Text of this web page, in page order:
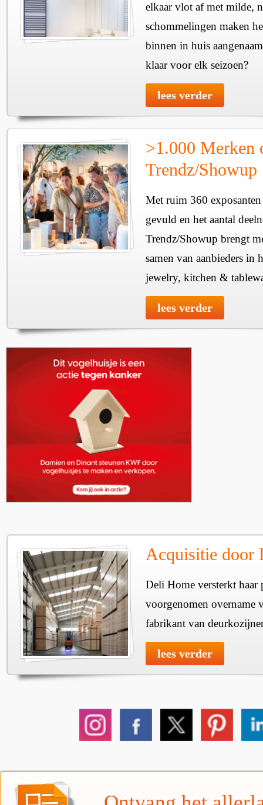
elkaar vlot af met milde,
schommelingen maken
binnen in huis
klaar voor elk seizoen?
lees verder
>1.000 Merken
Trendz/Showup
Met ruim 360
gevuld en het aantal
Trendz/Showup brengt
samen van aanbieders in
jewelry, kitchen &
lees verder
Acquisitie door
Deli Home versterkt haar
voorgenomen overname
fabrikant van
lees verder